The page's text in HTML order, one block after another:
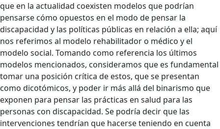
que en la actualidad coexisten modelos que podrían
pensarse cómo opuestos en el modo de pensar la
discapacidad y las políticas públicas en relación a ella; aquí
nos referimos al modelo rehabilitador o médico y el
modelo social. Tomando como referencia los últimos
modelos mencionados, consideramos que es fundamental
tomar una posición crítica de estos, que se presentan
como dicotómicos, y poder ir más allá del binarismo que
exponen para pensar las prácticas en salud para las
personas con discapacidad. Se podría decir que las
intervenciones tendrían que hacerse teniendo en cuenta